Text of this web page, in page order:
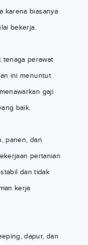
karena biasanya
bekerja.
tenaga perawat
ini menuntut
gaji
baik.
panen, dan
pertanian
dan tidak
kerja
dapur, dan